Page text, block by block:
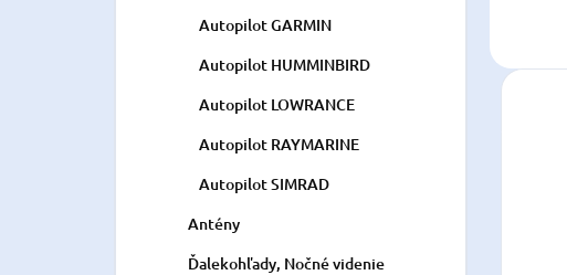
Autopilot GARMIN
Autopilot HUMMINBIRD
Autopilot LOWRANCE
Autopilot RAYMARINE
Autopilot SIMRAD
Antény
Ďalekohľady, Nočné videnie